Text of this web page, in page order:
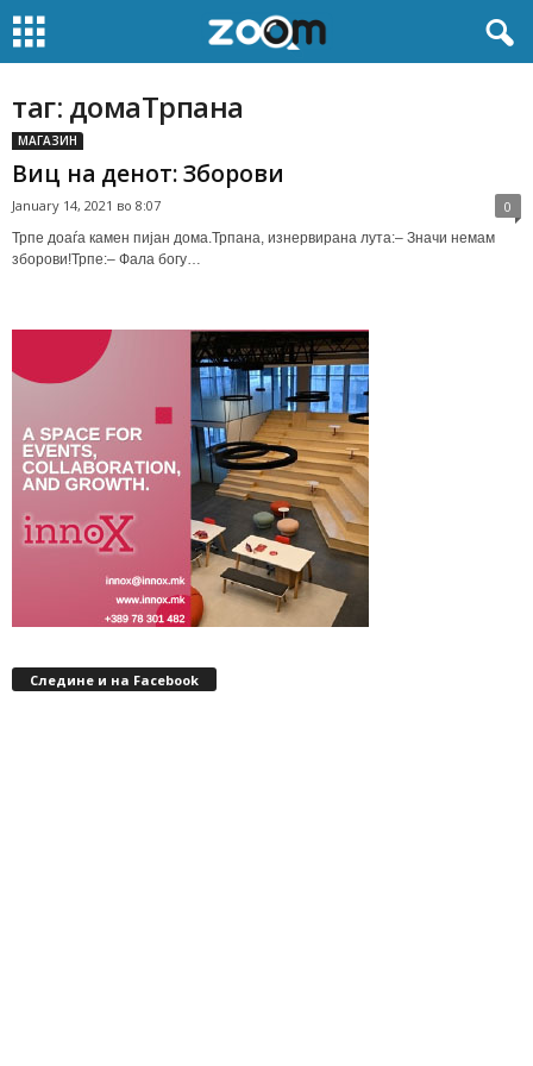
таг: домаТрпана
МАГАЗИН
Виц на денот: Зборови
January 14, 2021 во 8:07 0
Трпе доаѓа камен пијан дома.Трпана, изнервирана лута:– Значи немам
зборови!Трпе:– Фала богу…
Следине и на Facebook